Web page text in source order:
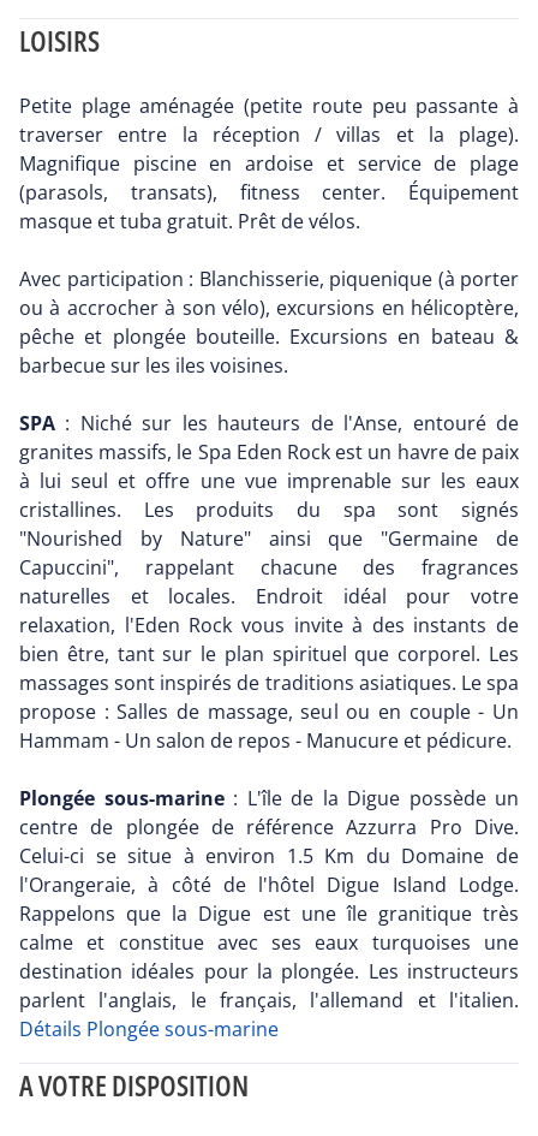
LOISIRS
Petite plage aménagée (petite route peu passante à
traverser entre la réception / villas et la plage).
Magnifique piscine en ardoise et service de plage
(parasols, transats), fitness center. Équipement
masque et tuba gratuit. Prêt de vélos.
Avec participation : Blanchisserie, piquenique (à porter
ou à accrocher à son vélo), excursions en hélicoptère,
pêche et plongée bouteille. Excursions en bateau &
barbecue sur les iles voisines.
SPA : Niché sur les hauteurs de l'Anse, entouré de
granites massifs, le Spa Eden Rock est un havre de paix
à lui seul et offre une vue imprenable sur les eaux
cristallines. Les produits du spa sont signés
"Nourished by Nature" ainsi que "Germaine de
Capuccini", rappelant chacune des fragrances
naturelles et locales. Endroit idéal pour votre
relaxation, l'Eden Rock vous invite à des instants de
bien être, tant sur le plan spirituel que corporel. Les
massages sont inspirés de traditions asiatiques. Le spa
propose : Salles de massage, seul ou en couple - Un
Hammam - Un salon de repos - Manucure et pédicure.
Plongée sous-marine: L'île de la Digue possède un
centre de plongée de référence Azzurra Pro Dive.
Celui-ci se situe à environ 1.5 Km du Domaine de
l'Orangeraie, à côté de l'hôtel Digue Island Lodge.
Rappelons que la Digue est une île granitique très
calme et constitue avec ses eaux turquoises une
destination idéales pour la plongée. Les instructeurs
parlent l'anglais, le français, l'allemand et l'italien.
Détails Plongée sous-marine
A VOTRE DISPOSITION